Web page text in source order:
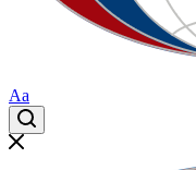
Aa